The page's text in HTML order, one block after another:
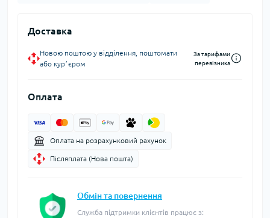
Доставка
Новою поштою у відділення, поштомати
або курʼєром
За тарифами
перевізника
Оплата
Оплата на розрахунковий рахунок
Післяплата (Нова пошта)
Обмін та повернення
Служба підтримки клієнтів працює з: